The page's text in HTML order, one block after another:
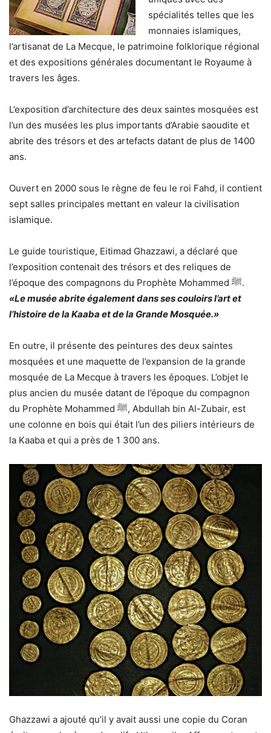
spécialités telles que les
monnaies islamiques,
l’artisanat de La Mecque, le patrimoine folklorique régional
et des expositions générales documentant le Royaume à
travers les âges.
L’exposition d’architecture des deux saintes mosquées est
l’un des musées les plus importants d’Arabie saoudite et
abrite des trésors et des artefacts datant de plus de 1400
ans.
Ouvert en 2000 sous le règne de feu le roi Fahd, il contient
sept salles principales mettant en valeur la civilisation
islamique.
Le guide touristique, Eitimad Ghazzawi, a déclaré que
l’exposition contenait des trésors et des reliques de
l’époque des compagnons du Prophète Mohammed ﷺ.
«Le musée abrite également dans ses couloirs l’art et
l’histoire de la Kaaba et de la Grande Mosquée.»
En outre, il présente des peintures des deux saintes
mosquées et une maquette de l’expansion de la grande
mosquée de La Mecque à travers les époques. L’objet le
plus ancien du musée datant de l’époque du compagnon
du Prophète Mohammed ﷺ, Abdullah bin Al-Zubair, est
une colonne en bois qui était l’un des piliers intérieurs de
la Kaaba et qui a près de 1 300 ans.
Ghazzawi a ajouté qu’il y avait aussi une copie du Coran